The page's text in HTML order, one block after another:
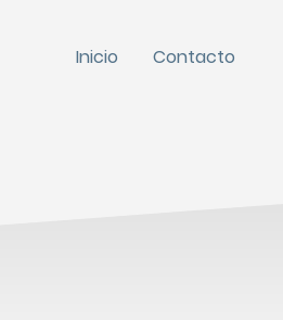
Inicio Contacto